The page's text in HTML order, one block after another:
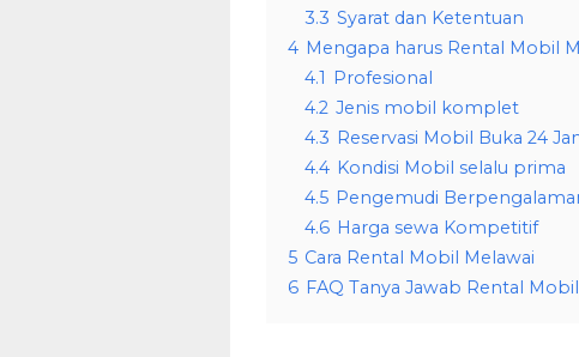
3.3 Syarat dan Ketentuan
4 Mengapa harus Rental Mobil
4.1 Profesional
4.2 Jenis mobil komplet
4.3 Reservasi Mobil Buka 24
4.4 Kondisi Mobil selalu prima
4.5 Pengemudi
4.6 Harga sewa Kompetitif
5 Cara Rental Mobil Melawai
6 FAQ Tanya Jawab Rental